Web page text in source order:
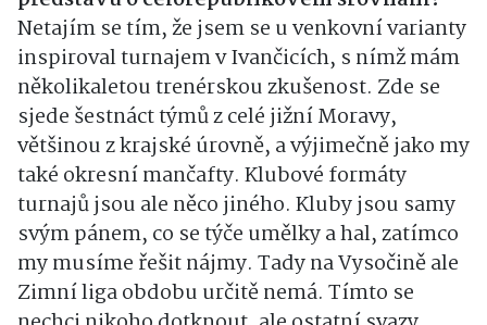
Netajím se tím, že jsem se u venkovní varianty
inspiroval turnajem v Ivančicích, s nímž mám
několikaletou trenérskou zkušenost. Zde se
sjede šestnáct týmů z celé jižní Moravy,
většinou z krajské úrovně, a výjimečně jako my
také okresní mančafty. Klubové formáty
turnajů jsou ale něco jiného. Kluby jsou samy
svým pánem, co se týče umělky a hal, zatímco
my musíme řešit nájmy. Tady na Vysočině ale
Zimní liga obdobu určitě nemá. Tímto se